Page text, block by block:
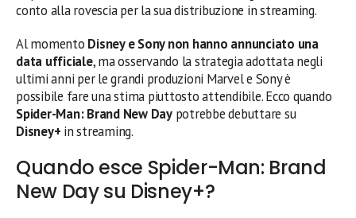
conto alla rovescia per la sua distribuzione in streaming.
Al momento Disney e Sony non hanno annunciato una
data ufficiale, ma osservando la strategia adottata negli
ultimi anni per le grandi produzioni Marvel e Sony è
possibile fare una stima piuttosto attendibile. Ecco quando
Spider-Man: Brand New Daypotrebbe debuttare su
Disney+ in streaming.
Quando esce Spider-Man: Brand
New Day su Disney+?